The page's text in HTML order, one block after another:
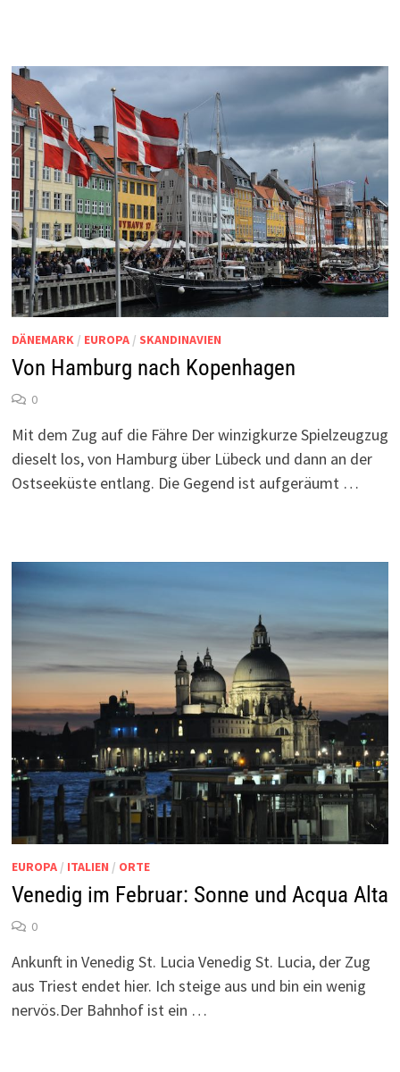
DÄNEMARK/ EUROPA/ SKANDINAVIEN
Von Hamburg nach Kopenhagen
0
Mit dem Zug auf die Fähre Der winzigkurze Spielzeugzug
dieselt los, von Hamburg über Lübeck und dann an der
Ostseeküste entlang. Die Gegend ist aufgeräumt …
EUROPA/ ITALIEN / ORTE
Venedig im Februar: Sonne und Acqua Alta
0
Ankunft in Venedig St. Lucia Venedig St. Lucia, der Zug
aus Triest endet hier. Ich steige aus und bin ein wenig
nervös.Der Bahnhof ist ein …